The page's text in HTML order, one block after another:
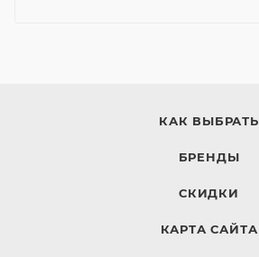
КАК ВЫБРАТЬ
БРЕНДЫ
СКИДКИ
КАРТА САЙТА